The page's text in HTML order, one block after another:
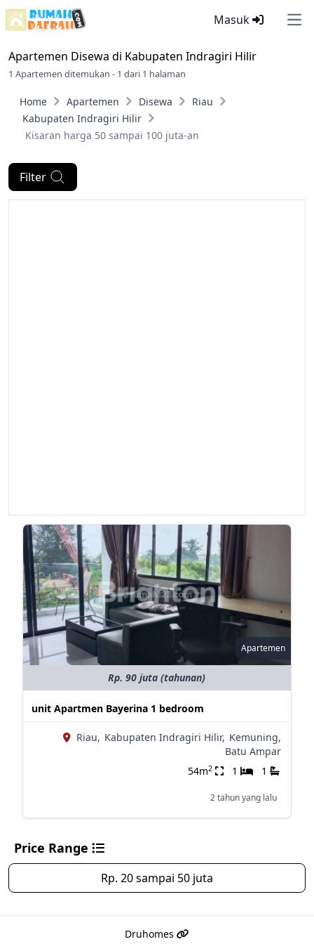
Masuk
Apartemen Disewa di Kabupaten Indragiri Hilir
1 Apartemen ditemukan - 1 dari 1 halaman
Home Apartemen Disewa
Riau
Kabupaten Indragiri Hilir
Kisaran harga 50 sampai 100 juta-an
Filter
Apartemen
Rp. 90 juta (tahunan)
unit Apartmen Bayerina 1 bedroom
Riau, Kabupaten Indragiri Hilir, Kemuning,
Batu Ampar
54m2 1 1
2 tahun yang lalu
Price Range
Rp. 20 sampai 50 juta
Druhomes